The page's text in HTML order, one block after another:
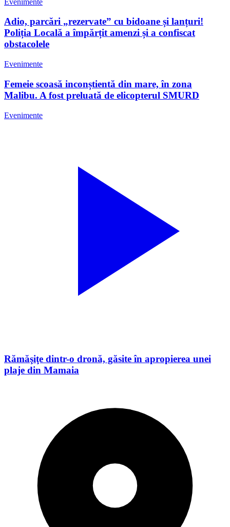
Adio, parcări „rezervate” cu bidoane și lanțuri!
Poliția Locală a împărțit amenzi și a confiscat
obstacolele
Evenimente
Femeie scoasă inconștientă din mare, în zona
Malibu. A fost preluată de elicopterul SMURD
Evenimente
Rămăşiţe dintr-o dronă, găsite în apropierea unei
plaje din Mamaia